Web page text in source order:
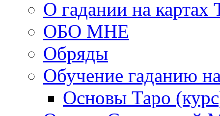
О гадании на картах
ОБО МНЕ
Обряды
Обучение гаданию
Основы Таро